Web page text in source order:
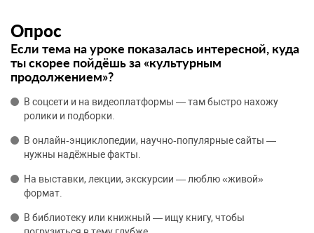
Опрос
Если тема на уроке показалась интересной, куда
ты скорее пойдёшь за «культурным
продолжением»?
В соцсети и на видеоплатформы — там быстро нахожу
ролики и подборки.
В онлайн‑энциклопедии, научно‑популярные сайты —
нужны надёжные факты.
На выставки, лекции, экскурсии — люблю «живой»
формат.
В библиотеку или книжный — ищу книгу, чтобы